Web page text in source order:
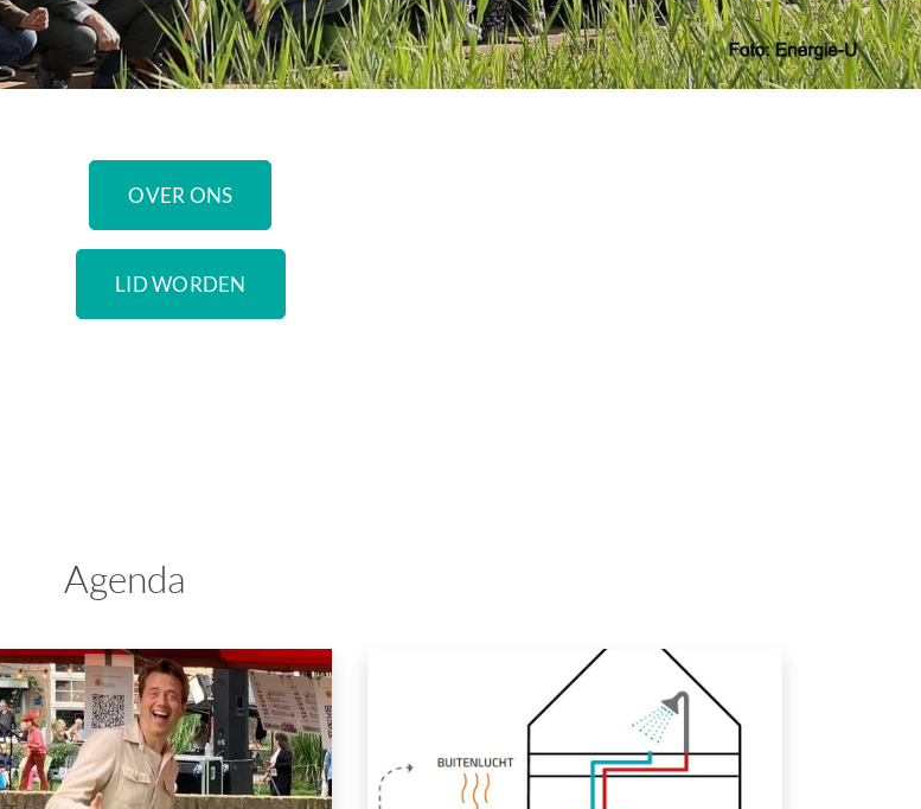
OVER ONS
LID WORDEN
Agenda